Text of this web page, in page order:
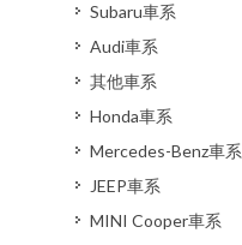
Subaru車系
Audi車系
其他車系
Honda車系
Mercedes-Benz車系
JEEP車系
MINI Cooper車系